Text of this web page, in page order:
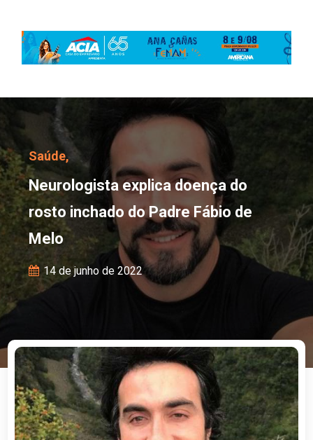
Neurologista explica
Saúde,
Neurologista explica doença do
rosto inchado do Padre Fábio de
Melo
14 de junho de 2022